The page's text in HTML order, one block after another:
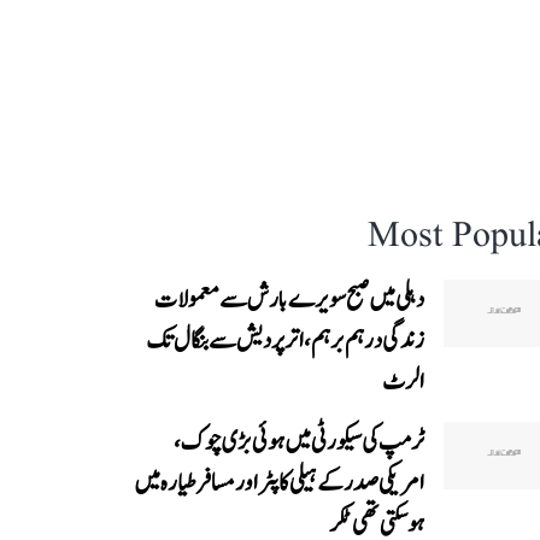
Most
دہلی میں صبح سویرے بارش سے معمولات
زندگی درہم برہم، اترپردیش سے بنگال تک
الرٹ
ٹرمپ کی سیکورٹی میں ہوئی بڑی چوک،
امریکی صدر کے ہیلی کاپٹر اور مسافر طیارہ میں
ہو سکتی تھی ٹکر